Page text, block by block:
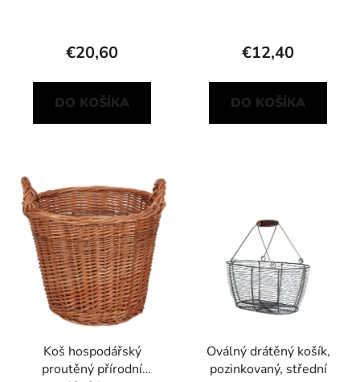
€20,60
DO KOŠÍKA
€12,40
DO KOŠÍKA
Koš hospodářský
proutěný přírodní
Oválný drátěný košík,
pozinkovaný, střední